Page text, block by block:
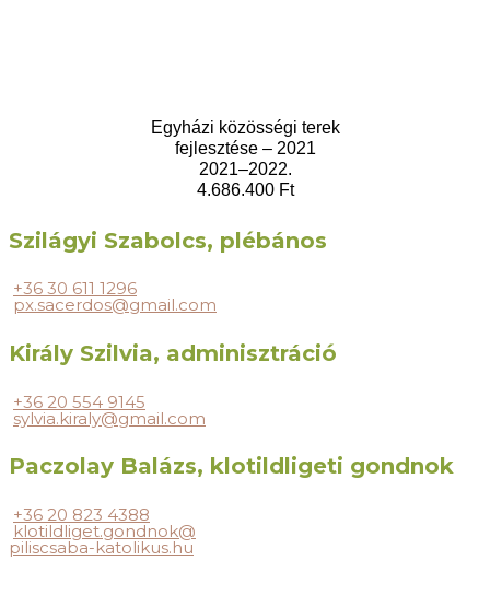
Egyházi közösségi terek
fejlesztése – 2021
2021–2022.
4.686.400 Ft
Szilágyi Szabolcs, plébános
+36 30 611 1296
px.sacerdos@gmail.com
Király Szilvia, adminisztráció
+36 20 554 9145
sylvia.kiraly@gmail.com
Paczolay Balázs, klotildligeti gondnok
+36 20 823 4388
klotildliget.gondnok@
piliscsaba-katolikus.hu